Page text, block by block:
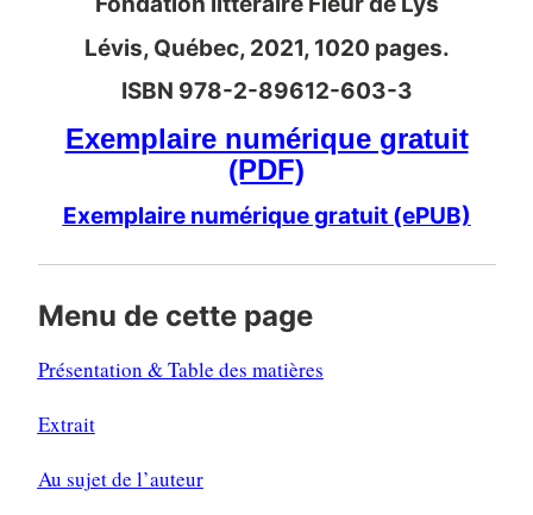
Lévis, Québec, 2021, 1020 pages.
ISBN 978-2-89612-603-3
Exemplaire numérique gratuit
(PDF)
Exemplaire numérique gratuit (ePUB)
Menu de cette page
Présentation & Table des matières
Extrait
Au sujet de l’auteur